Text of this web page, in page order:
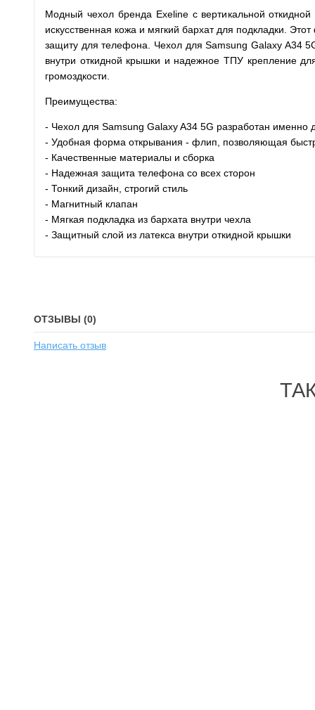
Модный чехол бренда Exeline с вертикальной
искусственная кожа и мягкий бархат для подкладки.
защиту для телефона. Чехол для Samsung Galaxy A34
внутри откидной крышки и надежное ТПУ крепление
громоздкости.
Преимущества:
- Чехол для Samsung Galaxy A34 5G разработан именно
- Удобная форма открывания - флип, позволяющая
- Качественные материалы и сборка
- Надежная защита телефона со всех сторон
- Тонкий дизайн, строгий стиль
- Магнитный клапан
- Мягкая подкладка из бархата внутри чехла
- Защитный слой из латекса внутри откидной крышки
ОТЗЫВЫ (0)
Написать отзыв